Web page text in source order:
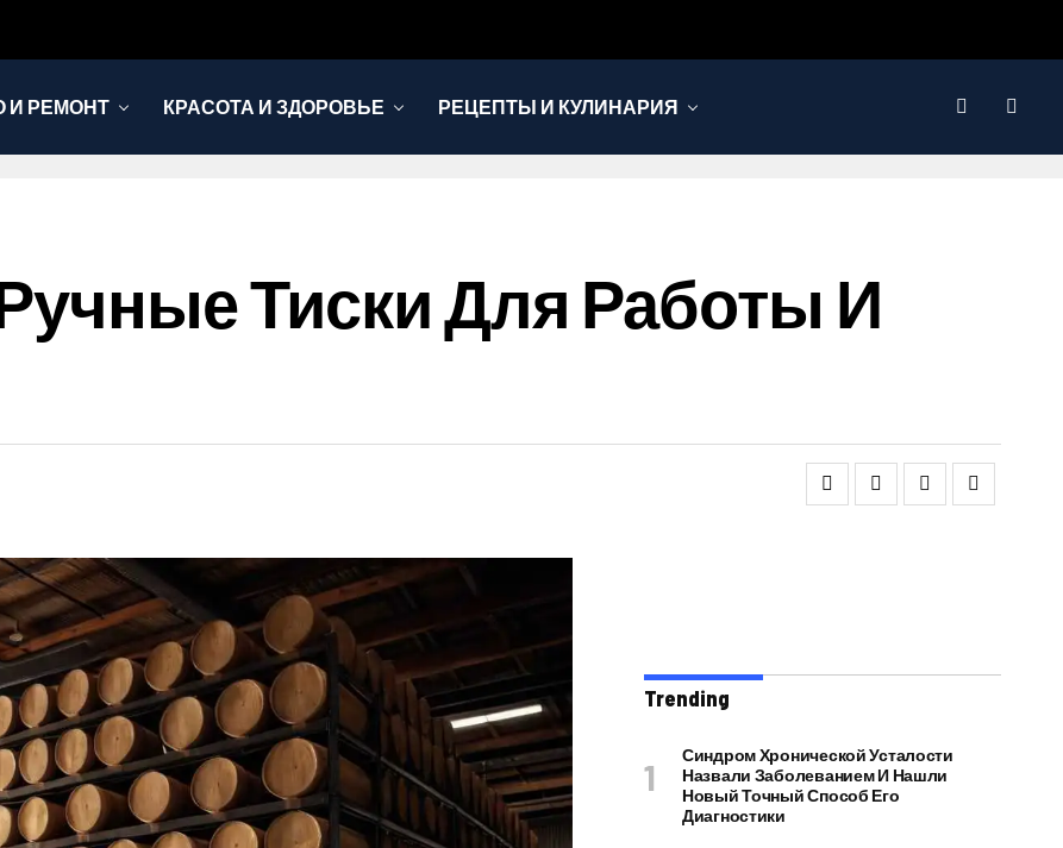
И РЕМОНТ КРАСОТА И ЗДОРОВЬЕ РЕЦЕПТЫ И КУЛИНАРИЯ
Тиски Для Работы И
Trending
Синдром Хронической Усталости
Назвали Заболеванием И Нашли
Новый Точный Способ Его
Диагностики